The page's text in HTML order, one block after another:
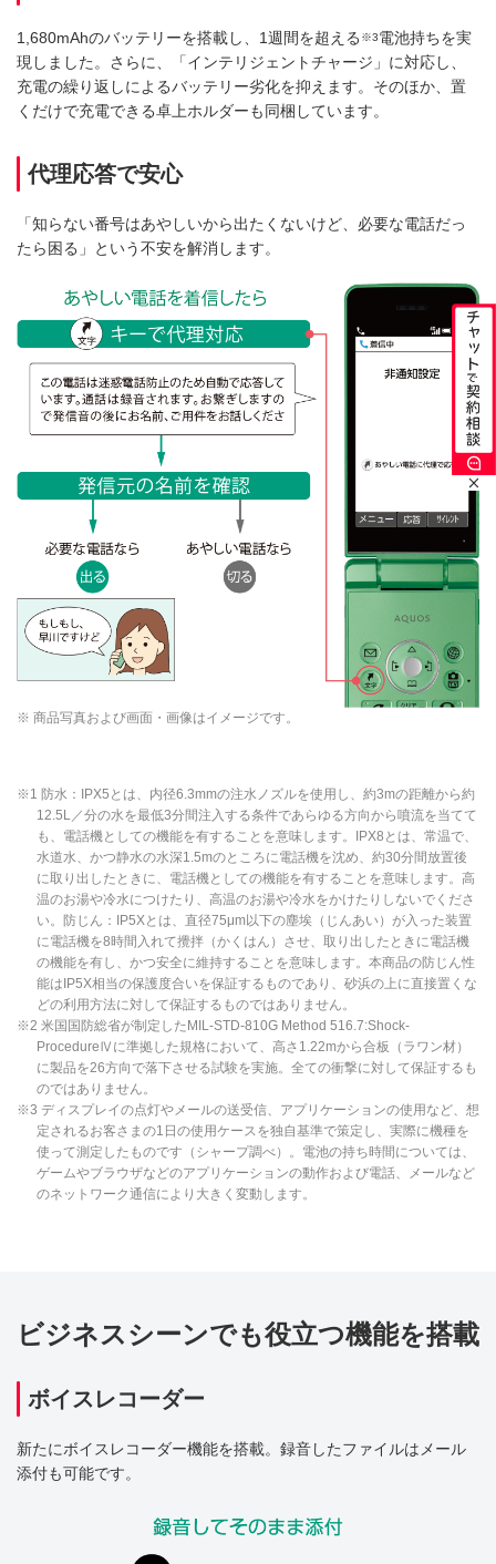
1,680mAhのバッテリーを搭載し、1週間を超える ※3電池持ちを実
現しました。さらに、「インテリジェントチャージ」に対応し、
充電の繰り返しによるバッテリー劣化を抑えます。そのほか、置
くだけで充電できる卓上ホルダーも同梱しています。
代理応答で安心
「知らない番号はあやしいから出たくないけど、必要な電話だっ
たら困る」という不安を解消します。
※ 商品写真および画面・画像はイメージです。
※1 防水：IPX5とは、内径6.3mmの注水ノズルを使用し、約3mの距離から約
12.5L／分の水を最低3分間注入する条件であらゆる方向から噴流を当てて
も、電話機としての機能を有することを意味します。IPX8とは、常温で、
水道水、かつ静水の水深1.5mのところに電話機を沈め、約30分間放置後
に取り出したときに、電話機としての機能を有することを意味します。高
温のお湯や冷水につけたり、高温のお湯や冷水をかけたりしないでくださ
い。防じん：IP5Xとは、直径75μm以下の塵埃（じんあい）が入った装置
に電話機を8時間入れて攪拌（かくはん）させ、取り出したときに電話機
の機能を有し、かつ安全に維持することを意味します。本商品の防じん性
能はIP5X相当の保護度合いを保証するものであり、砂浜の上に直接置くな
どの利用方法に対して保証するものではありません。
※2 米国国防総省が制定したMIL-STD-810G Method 516.7:Shock-
ProcedureⅣに準拠した規格において、高さ1.22mから合板（ラワン材）
に製品を26方向で落下させる試験を実施。全ての衝撃に対して保証するも
のではありません。
※3 ディスプレイの点灯やメールの送受信、アプリケーションの使用など、想
定されるお客さまの1日の使用ケースを独自基準で策定し、実際に機種を
使って測定したものです（シャープ調べ）。電池の持ち時間については、
ゲームやブラウザなどのアプリケーションの動作および電話、メールなど
のネットワーク通信により大きく変動します。
ビジネスシーンでも役立つ機能を搭載
ボイスレコーダー
新たにボイスレコーダー機能を搭載。録音したファイルはメール
添付も可能です。